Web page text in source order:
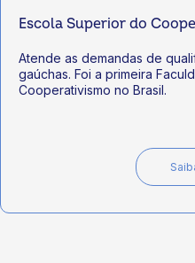
Escola Superior do
Atende as demandas de
gaúchas. Foi a primeira
Cooperativismo no Brasil.